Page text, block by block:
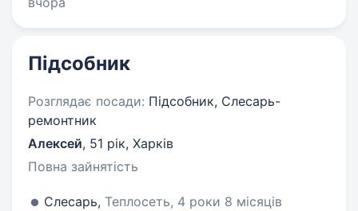
Підсобник
Розглядає посади: Підсобник, Слесарь-
ремонтник
Алексей, 51 рік, Харків
Повна зайнятість
Слесарь, Теплосеть, 4 роки 8 місяців